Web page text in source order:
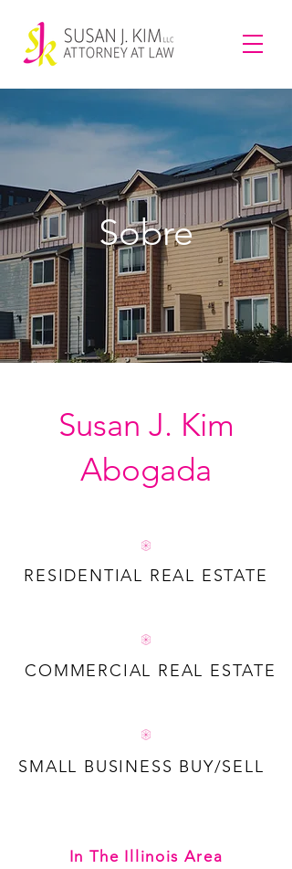
Sobre
Susan J. Kim
Abogada
RESIDENTIAL REAL ESTATE
COMMERCIAL REAL ESTATE
SMALL BUSINESS BUY/SELL
In The Illinois Area